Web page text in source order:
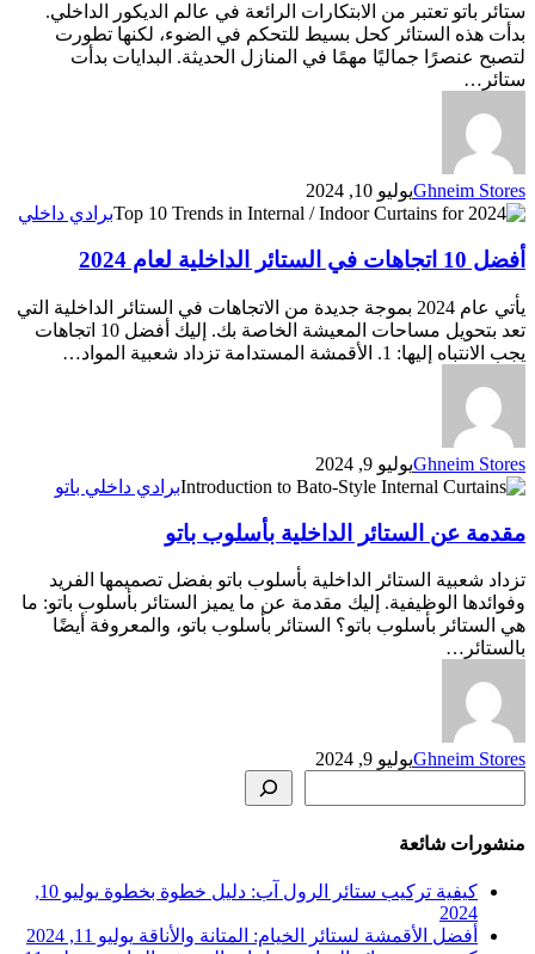
ستائر باتو تعتبر من الابتكارات الرائعة في عالم الديكور الداخلي.
بدأت هذه الستائر كحل بسيط للتحكم في الضوء، لكنها تطورت
لتصبح عنصرًا جماليًا مهمًا في المنازل الحديثة. البدايات بدأت
ستائر…
Ghneim Storesيوليو 10, 2024
أفضل
اتجاهات
الستائر
الداخلية
لعام
2024
برادي داخلي
أفضل 10 اتجاهات في الستائر الداخلية لعام 2024
يأتي عام 2024 بموجة جديدة من الاتجاهات في الستائر الداخلية التي
تعد بتحويل مساحات المعيشة الخاصة بك. إليك أفضل 10 اتجاهات
يجب الانتباه إليها: 1. الأقمشة المستدامة تزداد شعبية المواد…
Ghneim Storesيوليو 9, 2024
مقدمة
الستائر
بأسلوب
باتو
برادي داخلي باتو
مقدمة عن الستائر الداخلية بأسلوب باتو
تزداد شعبية الستائر الداخلية بأسلوب باتو بفضل تصميمها الفريد
وفوائدها الوظيفية. إليك مقدمة عن ما يميز الستائر بأسلوب باتو: ما
هي الستائر بأسلوب باتو؟ الستائر بأسلوب باتو، والمعروفة أيضًا
بالستائر…
Ghneim Storesيوليو 9, 2024
منشورات شائعة
كيفية تركيب ستائر الرول آب: دليل خطوة بخطوة
يوليو 10,
2024
أفضل الأقمشة لستائر الخيام: المتانة والأناقة يوليو 11, 2024